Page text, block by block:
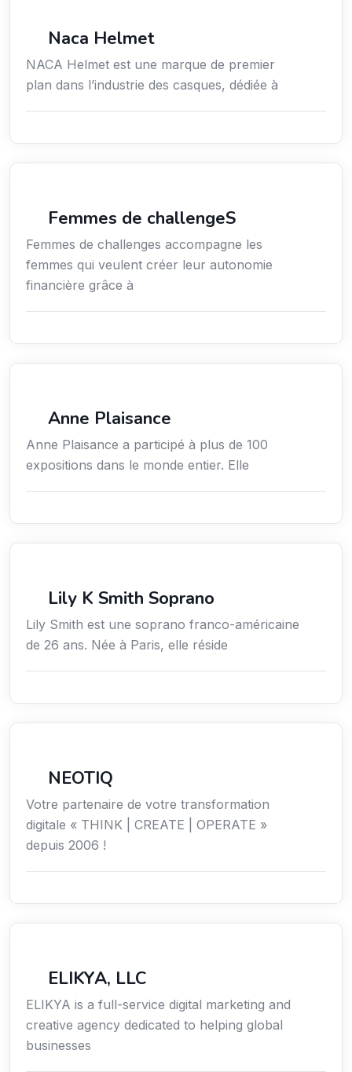
Naca Helmet
NACA Helmet est une marque de premier
plan dans l’industrie des casques, dédiée à
Femmes de challengeS
Femmes de challenges accompagne les
femmes qui veulent créer leur autonomie
financière grâce à
Anne Plaisance
Anne Plaisance a participé à plus de 100
expositions dans le monde entier. Elle
Lily K Smith Soprano
Lily Smith est une soprano franco-américaine
de 26 ans. Née à Paris, elle réside
NEOTIQ
Votre partenaire de votre transformation
digitale « THINK | CREATE | OPERATE »
depuis 2006 !
ELIKYA, LLC
ELIKYA is a full-service digital marketing and
creative agency dedicated to helping global
businesses